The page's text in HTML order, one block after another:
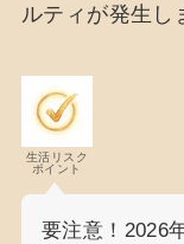
ルティが発生し
生活リスク
ポイント
要注意！2026